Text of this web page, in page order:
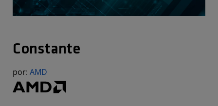
Constante
por: AMD